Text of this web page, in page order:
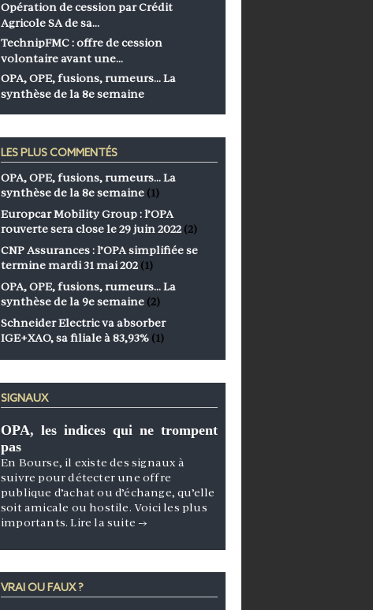
Opération de cession par Crédit
Agricole SA de sa…
TechnipFMC : offre de cession
volontaire avant une…
OPA, OPE, fusions, rumeurs… La
synthèse de la 8e semaine
LES PLUS COMMENTÉS
OPA, OPE, fusions, rumeurs… La
synthèse de la 8e semaine (1)
Europcar Mobility Group : l’OPA
rouverte sera close le 29 juin 2022 (2)
CNP Assurances : l’OPA simplifiée se
termine mardi 31 mai 202 (1)
OPA, OPE, fusions, rumeurs… La
synthèse de la 9e semaine (2)
Schneider Electric va absorber
IGE+XAO, sa filiale à 83,93% (1)
SIGNAUX
OPA, les indices qui ne trompent
pas
En Bourse, il existe des signaux à
suivre pour détecter une offre
publique d’achat ou d’échange, qu’elle
soit amicale ou hostile. Voici les plus
importants.Lire la suite →
VRAI OU FAUX ?